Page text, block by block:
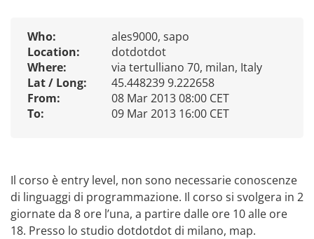
Who:
ales9000, sapo
Location:
dotdotdot
Where:
via tertulliano 70, milan, Italy
Lat / Long:
45.448239 9.222658
From:
08 Mar 2013 08:00 CET
To:
09 Mar 2013 16:00 CET
Il corso è entry level, non sono necessarie conoscenze
di linguaggi di programmazione. Il corso si svolgera in 2
giornate da 8 ore l’una, a partire dalle ore 10 alle ore
18. Presso lo studio dotdotdot di milano, map.